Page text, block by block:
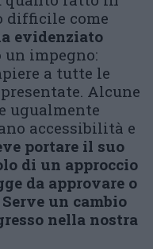
difficile come
evidenziato
un impegno:
a tutte le
Alcune
ugualmente
accessibilità e
portare il suo
di un approccio
da approvare o
un cambio
nella nostra